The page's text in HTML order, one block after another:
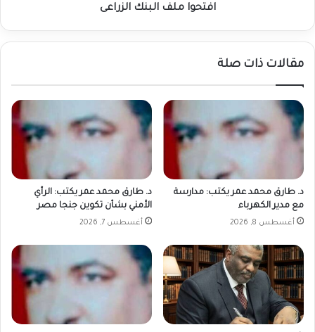
افتحوا ملف البنك الزراعى
مقالات ذات صلة
د. طارق محمد عمر يكتب: مدارسة
مع مدير الكهرباء
أغسطس 8, 2026
د. طارق محمد عمر يكتب: الرأي
الأمني بشأن تكوين جنجا مصر
أغسطس 7, 2026